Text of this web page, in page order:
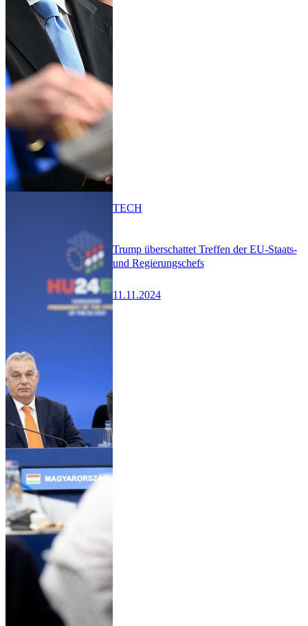
Trump überschattet Treffen der EU-Staats-
und Regierungschefs
11.11.2024
TECH